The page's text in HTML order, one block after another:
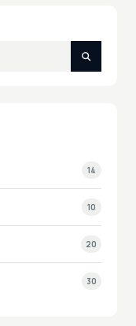
14
10
20
30